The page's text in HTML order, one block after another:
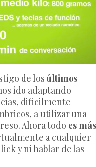
de los últimos
ido adaptando
dificilmente
a utilizar una
Ahora todo es más
a cualquier
y ni hablar de las